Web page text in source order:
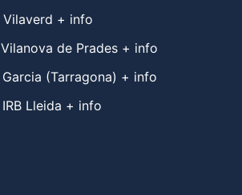
Vilaverd + info
Vilanova de Prades + info
Garcia (Tarragona) + info
IRB Lleida + info